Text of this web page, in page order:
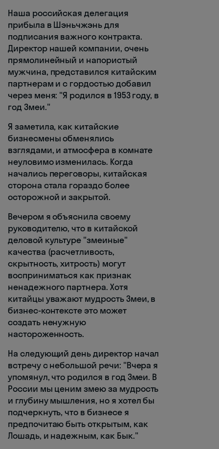
Наша российская делегация
прибыла в Шэньчжэнь для
подписания важного контракта.
Директор нашей компании, очень
прямолинейный и напористый
мужчина, представился китайским
партнерам и с гордостью добавил
через меня: "Я родился в 1953 году, в
год Змеи."
Я заметила, как китайские
бизнесмены обменялись
взглядами, и атмосфера в комнате
неуловимо изменилась. Когда
начались переговоры, китайская
сторона стала гораздо более
осторожной и закрытой.
Вечером я объяснила своему
руководителю, что в китайской
деловой культуре "змеиные"
качества (расчетливость,
скрытность, хитрость) могут
восприниматься как признак
ненадежного партнера. Хотя
китайцы уважают мудрость Змеи, в
бизнес-контексте это может
создать ненужную
настороженность.
На следующий день директор начал
встречу с небольшой речи: "Вчера я
упомянул, что родился в год Змеи. В
России мы ценим змею за мудрость
и глубину мышления, но я хотел бы
подчеркнуть, что в бизнесе я
предпочитаю быть открытым, как
Лошадь, и надежным, как Бык."